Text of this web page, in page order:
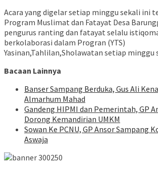
Acara yang digelar setiap minggu sekali ini
Program Muslimat dan Fatayat Desa
pengurus ranting dan fatayat selalu
berkolaborasi dalam Progran (YTS)
Yasinan,Tahlilan,Sholawatan setiap minggu
Bacaan Lainnya
Banser Sampang Berduka, Gus Ali
Almarhum Mahad
Gandeng HIPMI dan Pemerintah, GP
Dorong Kemandirian UMKM
Sowan Ke PCNU, GP Ansor Sampang
Aswaja